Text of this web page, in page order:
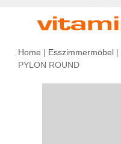
Home | Esszimmermöbel |
PYLON ROUND